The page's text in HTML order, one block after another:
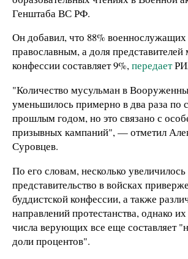
Генштаба ВС РФ.
Он добавил, что 88% военнослужащих
православным, а доля
конфессии составляет 9%,передает
"Количество мусульман в
уменьшилось примерно в два раза по
прошлым годом, но это связано с
призывных кампаний", — отметил
Суровцев.
По его словам, несколько увеличилось
представительство в войсках
буддистской конфессии, а также
направлений протестанства, однако
числа верующих все еще составляет
доли процентов".